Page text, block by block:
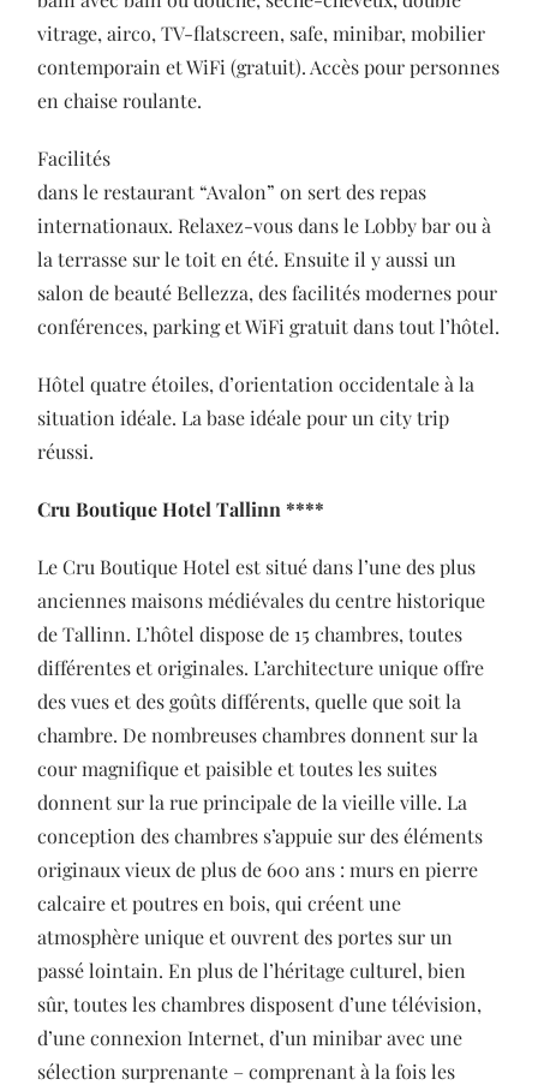
vitrage, airco, TV-flatscreen, safe, minibar, mobilier
contemporain et WiFi (gratuit). Accès pour personnes
en chaise roulante.
Facilités
dans le restaurant “Avalon” on sert des repas
internationaux. Relaxez-vous dans le Lobby bar ou à
la terrasse sur le toit en été. Ensuite il y aussi un
salon de beauté Bellezza, des facilités modernes pour
conférences, parking et WiFi gratuit dans tout l’hôtel.
Hôtel quatre étoiles, d’orientation occidentale à la
situation idéale. La base idéale pour un city trip
réussi.
Cru Boutique Hotel Tallinn ****
Le Cru Boutique Hotel est situé dans l’une des plus
anciennes maisons médiévales du centre historique
de Tallinn. L’hôtel dispose de 15 chambres, toutes
différentes et originales. L’architecture unique offre
des vues et des goûts différents, quelle que soit la
chambre. De nombreuses chambres donnent sur la
cour magnifique et paisible et toutes les suites
donnent sur la rue principale de la vieille ville. La
conception des chambres s’appuie sur des éléments
originaux vieux de plus de 600 ans : murs en pierre
calcaire et poutres en bois, qui créent une
atmosphère unique et ouvrent des portes sur un
passé lointain. En plus de l’héritage culturel, bien
sûr, toutes les chambres disposent d’une télévision,
d’une connexion Internet, d’un minibar avec une
sélection surprenante – comprenant à la fois les